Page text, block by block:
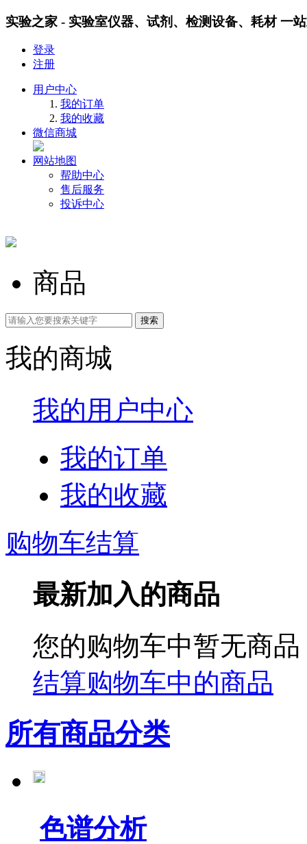
实验之家 - 实验室仪器、试剂、检测设备、耗材 一
登录
注册
用户中心
我的订单
我的收藏
微信商城
网站地图
帮助中心
售后服务
投诉中心
商品
我的商城
我的用户中心
我的订单
我的收藏
购物车结算
最新加入的商品
您的购物车中暂无商
结算购物车中的商品
所有商品分类
色谱分析